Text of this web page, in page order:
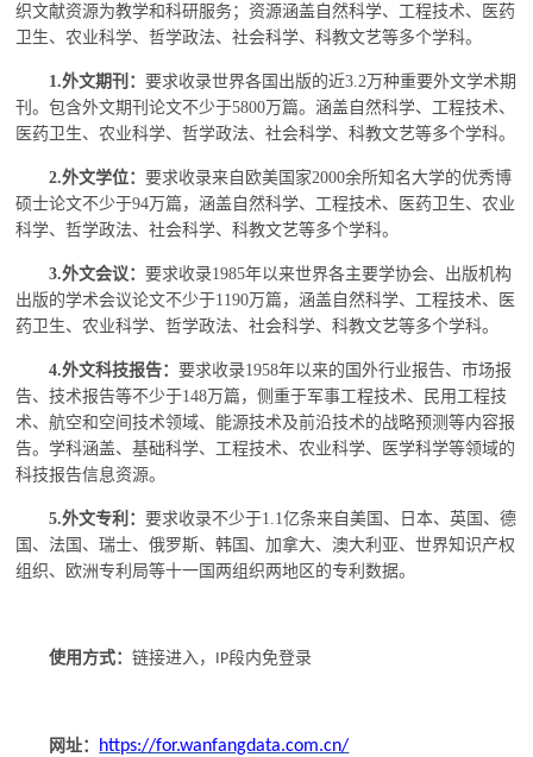
织文献资源为教学和科研服务；资源涵盖自然科学、工程技术、医药
卫生、农业科学、哲学政法、社会科学、科教文艺等多个学科。
1.外文期刊：要求收录世界各国出版的近3.2 万种重要外文学术期
刊。包含外文期刊论文不少于5800万篇。涵盖自然科学、工程技术、
医药卫生、农业科学、哲学政法、社会科学、科教文艺等多个学科。
2.外文学位：要求收录来自欧美国家2000余所知名大学的优秀博
硕士论文不少于94万篇，涵盖自然科学、工程技术、医药卫生、农业
科学、哲学政法、社会科学、科教文艺等多个学科。
3.外文会议：要求收录1985年以来世界各主要学协会、出版机构
出版的学术会议论文不少于1190万篇，涵盖自然科学、工程技术、医
药卫生、农业科学、哲学政法、社会科学、科教文艺等多个学科。
4.外文科技报告：要求收录1958年以来的国外行业报告、市场报
告、技术报告等不少于148万篇，侧重于军事工程技术、民用工程技
术、航空和空间技术领域、能源技术及前沿技术的战略预测等内容报
告。学科涵盖、基础科学、工程技术、农业科学、医学科学等领域的
科技报告信息资源。
5.外文专利：要求收录不少于1.1亿条来自美国、日本、英国、德
国、法国、瑞士、俄罗斯、韩国、加拿大、澳大利亚、世界知识产权
组织、欧洲专利局等十一国两组织两地区的专利数据。
使用方式：链接进入， IP段内免登录
网址： https://for.wanfangdata.com.cn/